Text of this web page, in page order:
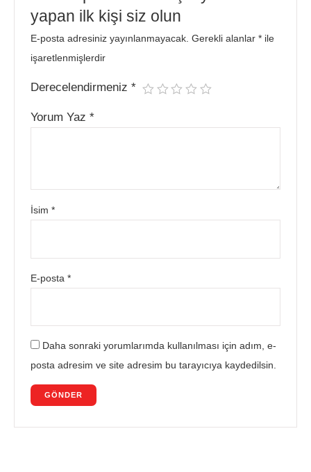
yapan ilk kişi siz olun
E-posta adresiniz yayınlanmayacak. Gerekli alanlar* ile
işaretlenmişlerdir
Derecelendirmeniz*
Yorum Yaz*
İsim*
E-posta*
Daha sonraki yorumlarımda kullanılması için adım, e-
posta adresim ve site adresim bu tarayıcıya kaydedilsin.